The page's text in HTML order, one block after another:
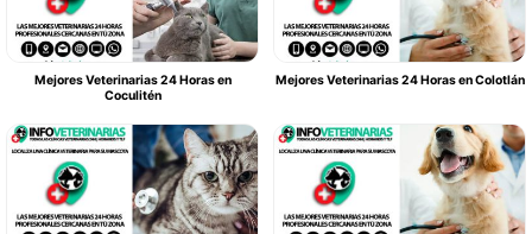
Mejores Veterinarias 24 Horas en
Coculitén
Mejores Veterinarias 24 Horas en Colotlán